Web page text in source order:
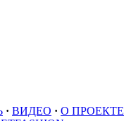
· ВИДЕО · О ПРОЕКТЕ